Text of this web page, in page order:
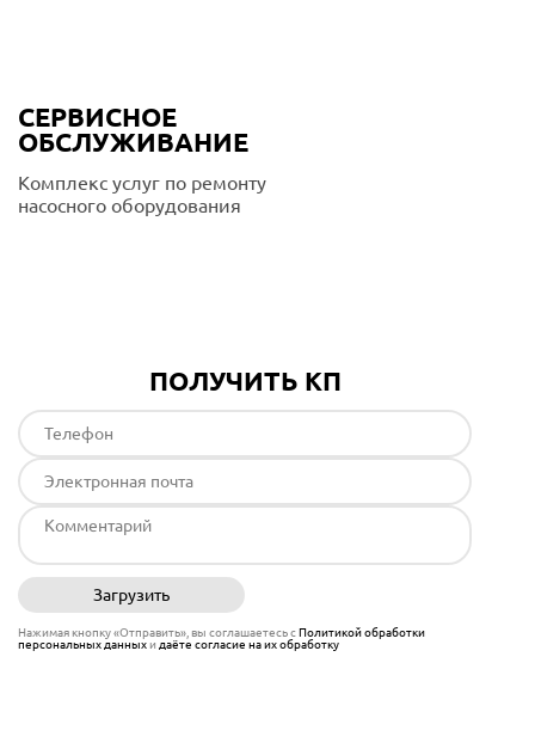
СЕРВИСНОЕ
ОБСЛУЖИВАНИЕ
Комплекс услуг по ремонту
насосного оборудования
ПОЛУЧИТЬ КП
Загрузить
Нажимая кнопку «Отправить», вы соглашаетесь сПолитикой обработки
персональных данныхи даёте согласие на их обработку